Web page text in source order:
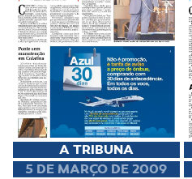
A TRIBUNA
5 DE MARÇO DE 2009